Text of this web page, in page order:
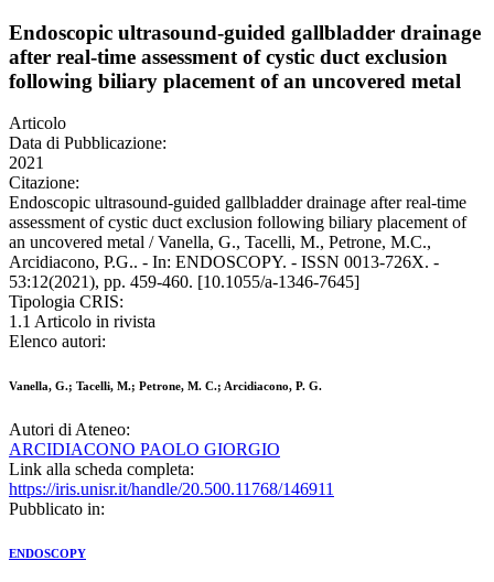
Endoscopic ultrasound-guided gallbladder drainage
after real-time assessment of cystic duct exclusion
following biliary placement of an uncovered metal
Articolo
Data di Pubblicazione:
2021
Citazione:
Endoscopic ultrasound-guided gallbladder drainage after real-time
assessment of cystic duct exclusion following biliary placement of
an uncovered metal / Vanella, G., Tacelli, M., Petrone, M.C.,
Arcidiacono, P.G.. - In: ENDOSCOPY. - ISSN 0013-726X. -
53:12(2021), pp. 459-460. [10.1055/a-1346-7645]
Tipologia CRIS:
1.1 Articolo in rivista
Elenco autori:
Vanella, G.; Tacelli, M.; Petrone, M. C.; Arcidiacono, P. G.
Autori di Ateneo:
ARCIDIACONO PAOLO GIORGIO
Link alla scheda completa:
https://iris.unisr.it/handle/20.500.11768/146911
Pubblicato in:
ENDOSCOPY